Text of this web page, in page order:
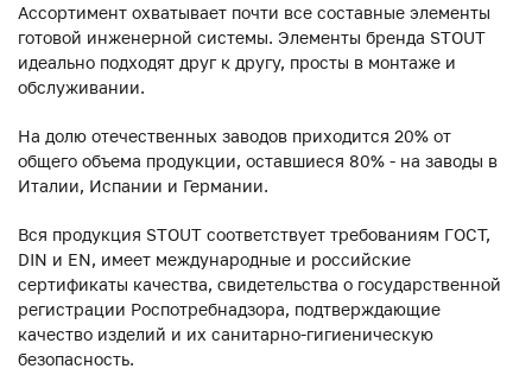
Ассортимент охватывает почти все составные элементы
готовой инженерной системы. Элементы бренда STOUT
идеально подходят друг к другу, просты в монтаже и
обслуживании.
На долю отечественных заводов приходится 20% от
общего объема продукции, оставшиеся 80% - на заводы в
Италии, Испании и Германии.
Вся продукция STOUT соответствует требованиям ГОСТ,
DIN и EN, имеет международные и российские
сертификаты качества, свидетельства о государственной
регистрации Роспотребнадзора, подтверждающие
качество изделий и их санитарно-гигиеническую
безопасность.